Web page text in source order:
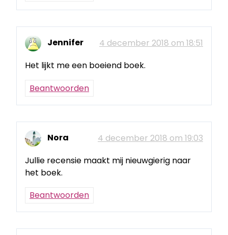
Jennifer
4 december 2018 om 18:51
Het lijkt me een boeiend boek.
Beantwoorden
Nora
4 december 2018 om 19:03
Jullie recensie maakt mij nieuwgierig naar
het boek.
Beantwoorden